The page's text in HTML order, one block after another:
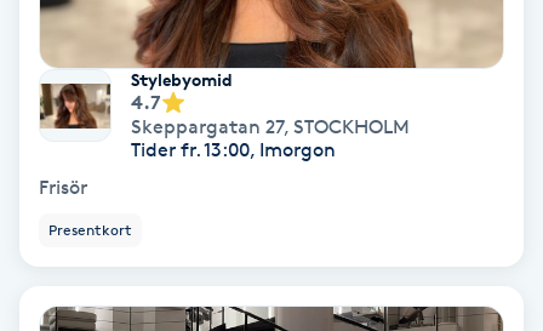
Hot Stone Massage
Hot yoga
Hudföryngring
Stylebyomid
4.7
Skeppargatan 27, STOCKHOLM
Tider fr. 13:00, Imorgon
Frisör
Presentkort